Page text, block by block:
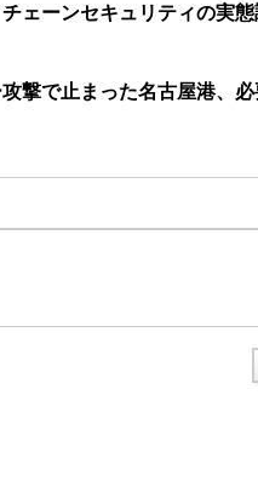
ェーンセキュリティの実
撃で止まった名古屋港、